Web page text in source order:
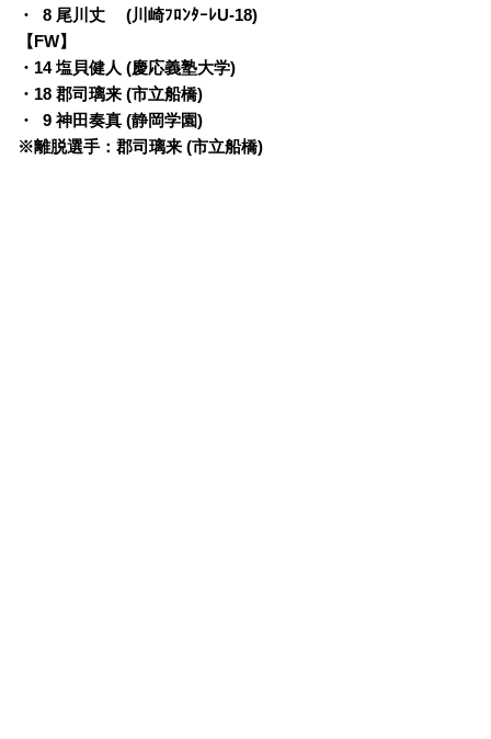
・
08 尾川丈 (川崎ﾌﾛﾝﾀｰﾚU-18)
【FW】
・ 14 塩貝健人 (慶応義塾大学)
・ 18 郡司璃来 (市立船橋)
・
09 神田奏真 (静岡学園)
※離脱選手：郡司璃来 (市立船橋)